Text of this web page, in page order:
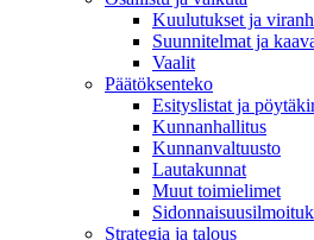
Kuulutukset ja
Suunnitelmat ja
Vaalit
Päätöksenteko
Esityslistat ja
Kunnanhallitus
Kunnanvaltuusto
Lautakunnat
Muut toimielimet
Strategia ja talous